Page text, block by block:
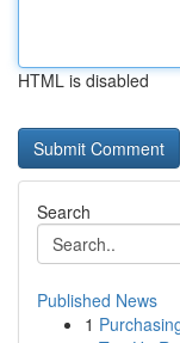
HTML is disabled
Search
Published News
1